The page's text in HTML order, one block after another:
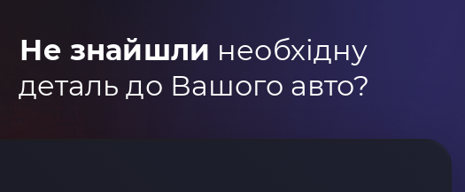
Не знайшли необхідну
деталь до Вашого авто?